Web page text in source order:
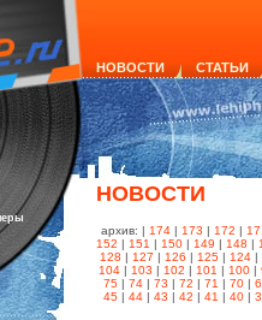
НОВОСТИ СТАТЬИ
НОВОСТИ
архив: | 174 | 173 | 172 |
152 | 151 | 150 | 149 | 148 |
128 | 127 | 126 | 125 | 124 |
104 | 103 | 102 | 101 | 100 |
75 |74 |73 |72 |71 |70 |
45 |44 |43 |42 |41 |40 |